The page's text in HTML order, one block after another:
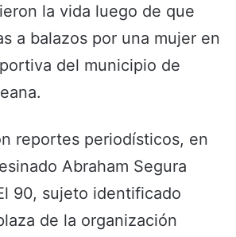
la vida luego de que
a balazos por una mujer en
del municipio de
reportes periodísticos, en
Abraham Segura
90, sujeto identificado
de la organización